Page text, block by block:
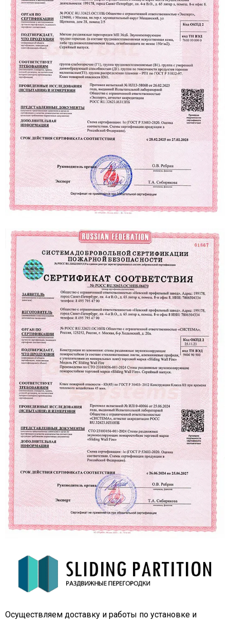
Осуществляем доставку и работы по установке и